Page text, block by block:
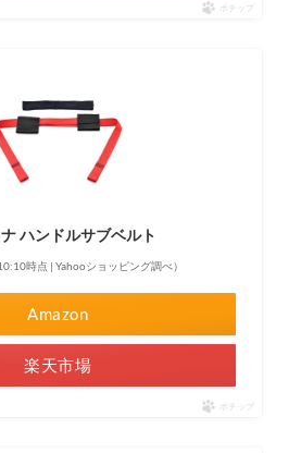
ポチップ
ハンドルサブベルト
時点 | Yahooショッピング調べ）
Amazon
楽天市場
ポチップ